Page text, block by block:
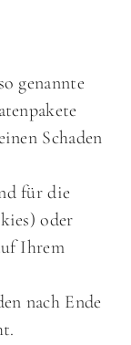
genannte
Schaden
für die
oder
Ihrem
nach Ende